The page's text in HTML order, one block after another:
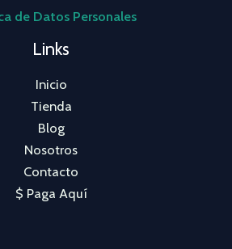
de Datos Personales
Links
Inicio
Tienda
Blog
Nosotros
Contacto
$ Paga Aquí